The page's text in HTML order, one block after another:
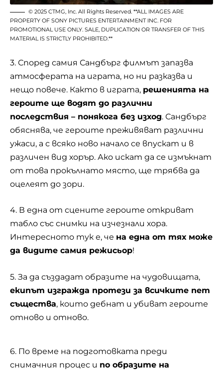
© 2025 CTMG, Inc. All Rights Reserved. **ALL IMAGES ARE
PROPERTY OF SONY PICTURES ENTERTAINMENT INC. FOR
PROMOTIONAL USE ONLY. SALE, DUPLICATION OR TRANSFER OF THIS
MATERIAL IS STRICTLY PROHIBITED.**
3. Според самия Сандбърг филмът запазва
атмосферата на играта, но ни разказва и
нещо повече. Както в играта, решенията на
героите ще водят до различни
последствия – понякога без изход. Сандбърг
обяснява, че героите преживяват различни
ужаси, а с всяко ново начало се впускат и в
различен вид хорър. Ако искат да се измъкнат
от това прокълнато място, ще трябва да
оцелеят до зори.
4. В една от сцените героите откриват
табло със снимки на изчезнали хора.
Интересното тук е, че на една от тях може
да видите самия режисьор!
5. За да създадат образите на чудовищата,
екипът изгражда протези за всичките пет
същества, които дебнат и убиват героите
отново и отново.
6. По време на подготовката преди
снимачния процес и по образите на